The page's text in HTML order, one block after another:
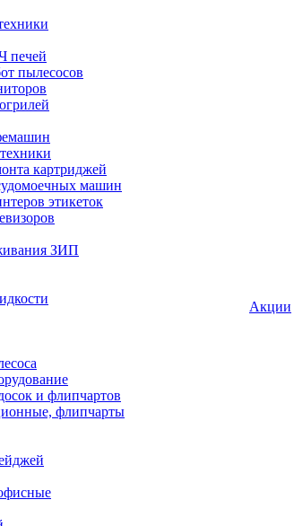
печей
пылесосов
картриджей
машин
этикеток
ЗИП
и флипчартов
флипчарты
Акции